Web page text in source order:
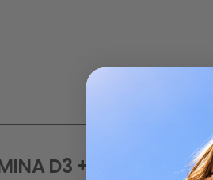
D3 + K2 – 200